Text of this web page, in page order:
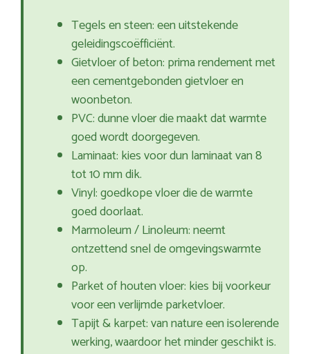
Tegels en steen: een uitstekende
geleidingscoëfficiënt.
Gietvloer of beton: prima rendement met
een cementgebonden gietvloer en
woonbeton.
PVC: dunne vloer die maakt dat warmte
goed wordt doorgegeven.
Laminaat: kies voor dun laminaat van 8
tot 10 mm dik.
Vinyl: goedkope vloer die de warmte
goed doorlaat.
Marmoleum / Linoleum: neemt
ontzettend snel de omgevingswarmte
op.
Parket of houten vloer: kies bij voorkeur
voor een verlijmde parketvloer.
Tapijt & karpet: van nature een isolerende
werking, waardoor het minder geschikt is.